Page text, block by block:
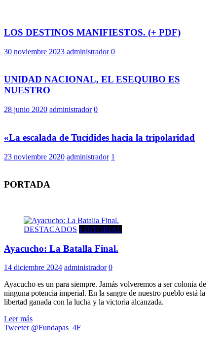
LOS DESTINOS MANIFIESTOS. (+ PDF)
30 noviembre 2023 administrador 0
UNIDAD NACIONAL, EL ESEQUIBO ES
NUESTRO
28 junio 2020 administrador 0
«La escalada de Tucídides hacia la tripolaridad
23 noviembre 2020 administrador 1
PORTADA
DESTACADOS EDITORIAL
Ayacucho: La Batalla Final.
14 diciembre 2024 administrador 0
Ayacucho es un para siempre. Jamás volveremos a ser colonia de
ninguna potencia imperial. En la sangre de nuestro pueblo está la
libertad ganada con la lucha y la victoria alcanzada.
Leer más
Tweeter @Fundapas_4F